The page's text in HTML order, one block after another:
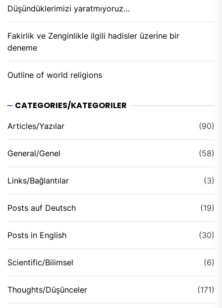
Düşündüklerimizi yaratmıyoruz…
Fakirlik ve Zenginlikle ilgili hadisler üzeri̇ne bir
deneme
Outline of world religions
CATEGORIES/KATEGORILER
Articles/Yazılar (90)
General/Genel (58)
Links/Bağlantılar (3)
Posts auf Deutsch (19)
Posts in English (30)
Scientific/Bilimsel (6)
Thoughts/Düşünceler (171)